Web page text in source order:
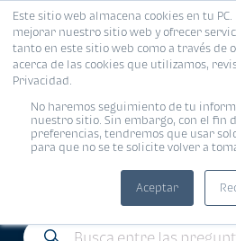
Este sitio web almacena cookies en tu
mejorar nuestro sitio web y ofrecer
tanto en este sitio web como a través de
acerca de las cookies que utilizamos,
Privacidad.
No haremos seguimiento de tu
nuestro sitio. Sin embargo, con el fin
preferencias, tendremos que usar
para que no se te solicite volver a
Aceptar